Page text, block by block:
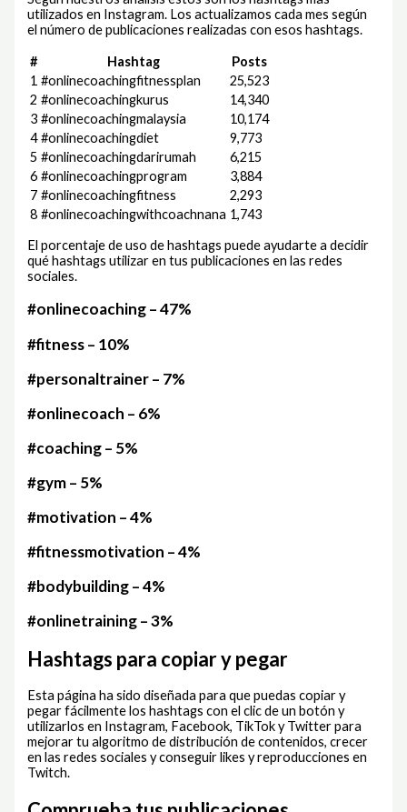
utilizados en Instagram. Los actualizamos cada mes según
el número de publicaciones realizadas con esos hashtags.
# Hashtag
Posts
1 #onlinecoachingfitnessplan
25,523
2 #onlinecoachingkurus
14,340
3 #onlinecoachingmalaysia
10,174
4 #onlinecoachingdiet
9,773
5 #onlinecoachingdarirumah
6,215
6 #onlinecoachingprogram
3,884
7 #onlinecoachingfitness
2,293
8 #onlinecoachingwithcoachnana 1,743
El porcentaje de uso de hashtags puede ayudarte a decidir
qué hashtags utilizar en tus publicaciones en las redes
sociales.
#onlinecoaching – 47%
#fitness – 10%
#personaltrainer – 7%
#onlinecoach – 6%
#coaching – 5%
#gym – 5%
#motivation – 4%
#fitnessmotivation – 4%
#bodybuilding – 4%
#onlinetraining – 3%
Hashtags para copiar y pegar
Esta página ha sido diseñada para que puedas copiar y
pegar fácilmente los hashtags con el clic de un botón y
utilizarlos en Instagram, Facebook, TikTok y Twitter para
mejorar tu algoritmo de distribución de contenidos, crecer
en las redes sociales y conseguir likes y reproducciones en
Twitch.